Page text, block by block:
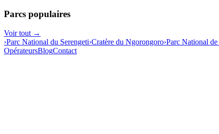
Parcs populaires
Voir tout →
›Parc National du Serengeti›Cratère du Ngorongoro›Parc National
OpérateursBlogContact